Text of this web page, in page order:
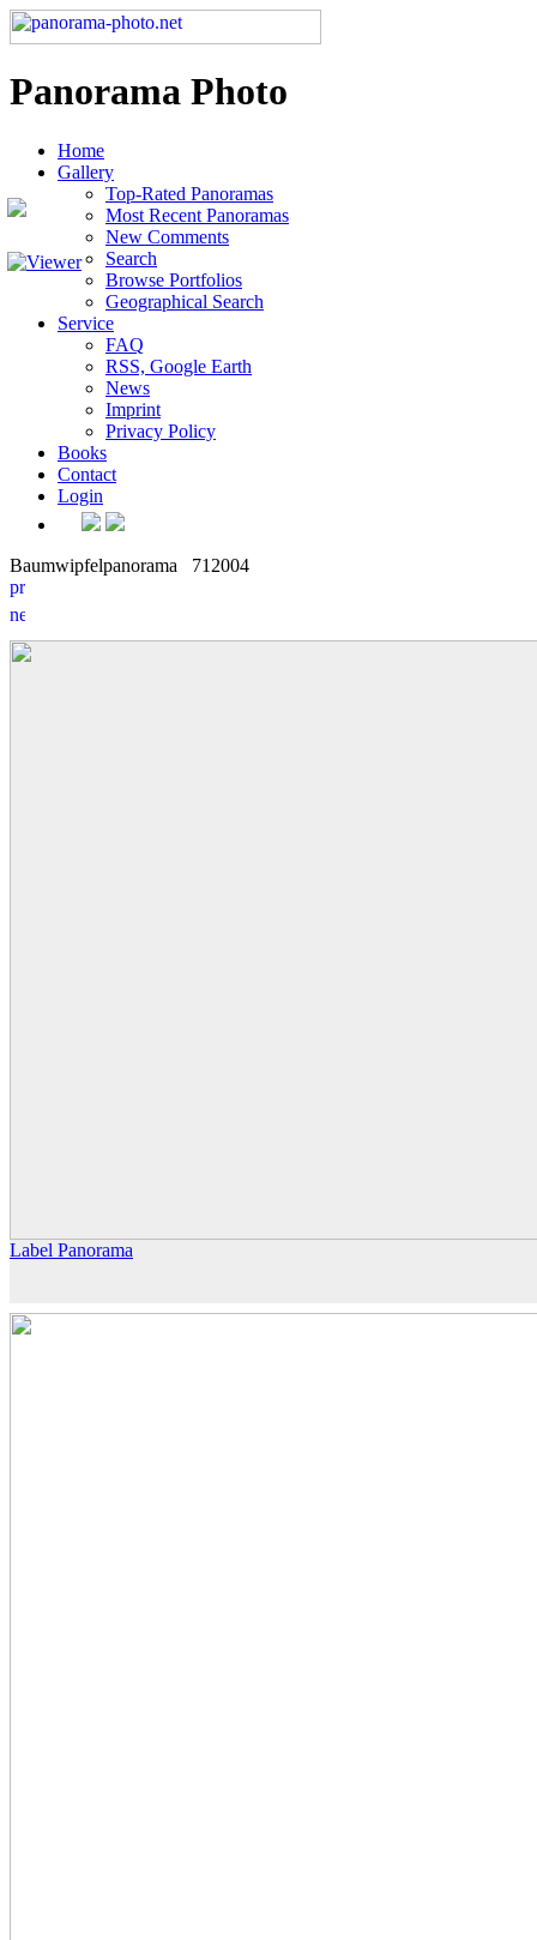
Panorama Photo
Home
Gallery
Top-Rated Panoramas
Most Recent Panoramas
New Comments
Search
Browse Portfolios
Geographical Search
Service
FAQ
RSS, Google Earth
News
Imprint
Privacy Policy
Books
Contact
Login
Baumwipfelpanorama 71 2004
Label Panorama